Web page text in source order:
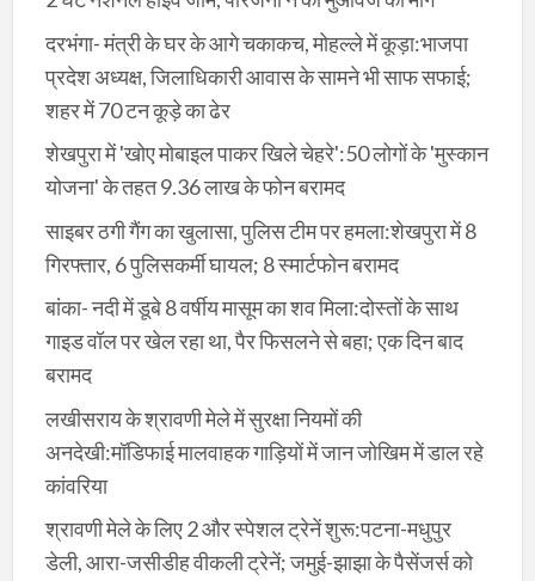
दरभंगा- मंत्री के घर के आगे चकाकच, मोहल्ले में कूड़ा:भाजपा
प्रदेश अध्यक्ष, जिलाधिकारी आवास के सामने भी साफ सफाई;
शहर में 70 टन कूड़े का ढेर
शेखपुरा में 'खोए मोबाइल पाकर खिले चेहरे':50 लोगों के 'मुस्कान
योजना' के तहत 9.36 लाख के फोन बरामद
साइबर ठगी गैंग का खुलासा, पुलिस टीम पर हमला:शेखपुरा में 8
गिरफ्तार, 6 पुलिसकर्मी घायल; 8 स्मार्टफोन बरामद
बांका- नदी में डूबे 8 वर्षीय मासूम का शव मिला:दोस्तों के साथ
गाइड वॉल पर खेल रहा था, पैर फिसलने से बहा; एक दिन बाद
बरामद
लखीसराय के श्रावणी मेले में सुरक्षा नियमों की
अनदेखी:मॉडिफाई मालवाहक गाड़ियों में जान जोखिम में डाल रहे
कांवरिया
श्रावणी मेले के लिए 2 और स्पेशल ट्रेनें शुरू:पटना-मधुपुर
डेली, आरा-जसीडीह वीकली ट्रेनें; जमुई-झाझा के पैसेंजर्स को